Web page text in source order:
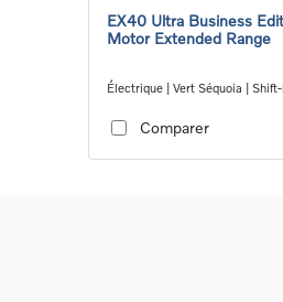
EX40 Ultra Business
Motor Extended Range
Électrique | Vert Séquoia |
Comparer